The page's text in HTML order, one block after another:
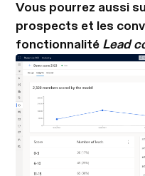
Vous pourrez aussi
prospects et les
fonctionnalité Lead